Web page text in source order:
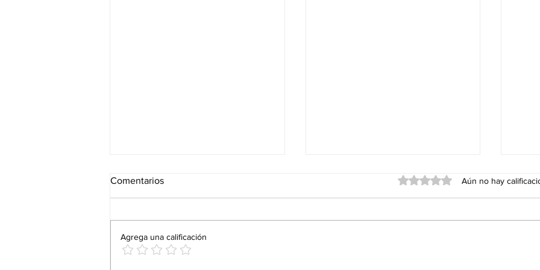
Comentarios Obtuvo 0 de 5 estrellas.
Aún no hay
Agrega una calificación